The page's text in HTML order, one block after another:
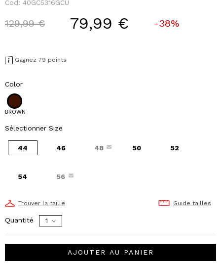
Cod: 40GC5316GCU
Price reduced from
129,99 €to 79,99 € -38%
Gagnez 79 points
Color
BROWN
Sélectionner Size
44 46 48 50 52
54 56
Trouver la taille Guide tailles
Quantité
AJOUTER AU PANIER